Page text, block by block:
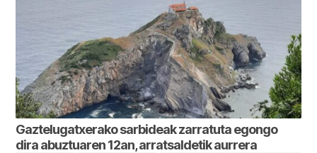
Gaztelugatxerako sarbideak zarratuta egongo
dira abuztuaren 12an, arratsaldetik aurrera